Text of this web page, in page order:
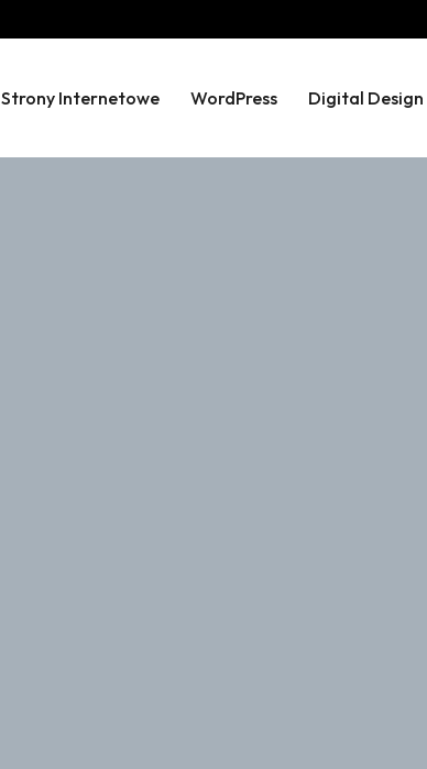
Strony Internetowe WordPress Digital Design